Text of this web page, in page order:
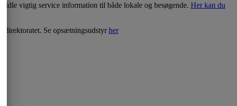
vigtig service information til både lokale og besøgende. Her kan du
Se opsætningsudstyrher